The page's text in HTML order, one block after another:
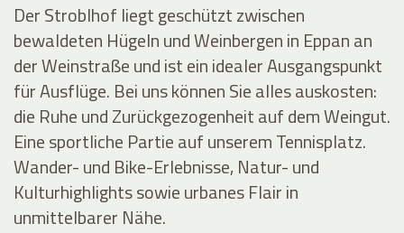
Der Stroblhof liegt geschützt zwischen
bewaldeten Hügeln und Weinbergen in Eppan an
der Weinstraße und ist ein idealer Ausgangspunkt
für Ausflüge. Bei uns können Sie alles auskosten:
die Ruhe und Zurückgezogenheit auf dem Weingut.
Eine sportliche Partie auf unserem Tennisplatz.
Wander- und Bike-Erlebnisse, Natur- und
Kulturhighlights sowie urbanes Flair in
unmittelbarer Nähe.